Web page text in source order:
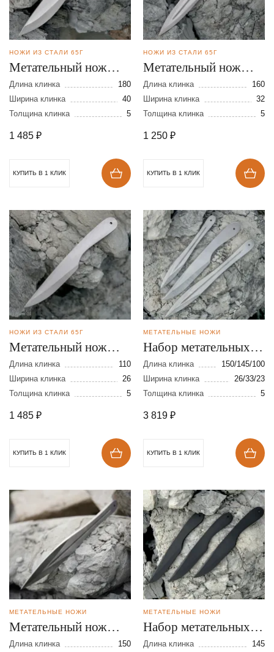
НОЖИ ИЗ СТАЛИ 65Г
Метательный нож
Вымпел 2 из стали
65Г
Длина клинка
180
Ширина клинка
40
Толщина клинка
5
1 485 ₽
КУПИТЬ В 1 КЛИК
НОЖИ ИЗ СТАЛИ 65Г
Метательный нож
Хищник из стали 65Г
Длина клинка
160
Ширина клинка
32
Толщина клинка
5
1 250 ₽
КУПИТЬ В 1 КЛИК
НОЖИ ИЗ СТАЛИ 65Г
Метательный нож
Осётр-мини из стали
65Г
Длина клинка
110
Ширина клинка
26
Толщина клинка
5
1 485 ₽
КУПИТЬ В 1 КЛИК
МЕТАТЕЛЬНЫЕ НОЖИ
Набор метательных
ножей из стали 65Г
Длина клинка
150/145/100
Ширина клинка
26/33/23
Толщина клинка
5
3 819 ₽
КУПИТЬ В 1 КЛИК
МЕТАТЕЛЬНЫЕ НОЖИ
Метательный нож
Горец из стали 65Г
Длина клинка
150
МЕТАТЕЛЬНЫЕ НОЖИ
Набор метательных
ножей Осётр из стали
Длина клинка
145